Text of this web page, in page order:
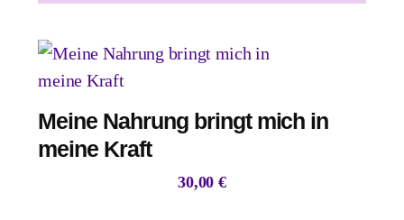
Meine Nahrung bringt mich in
meine Kraft
30,00 €